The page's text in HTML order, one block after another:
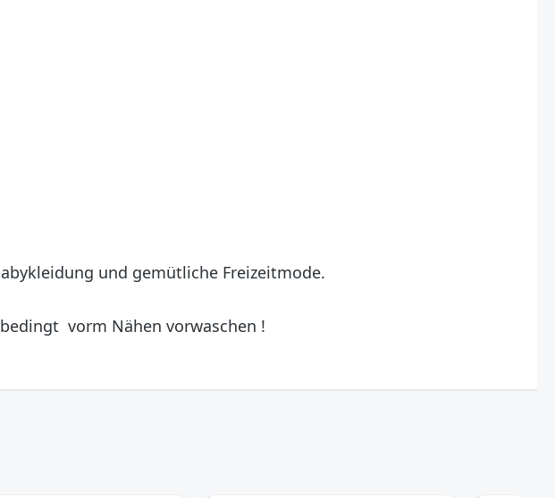
und gemütliche Freizeitmode.
vorm Nähen vorwaschen !